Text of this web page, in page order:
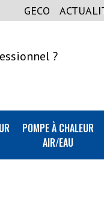
GECO
?
POMPE À CHALEUR
AIR/EAU